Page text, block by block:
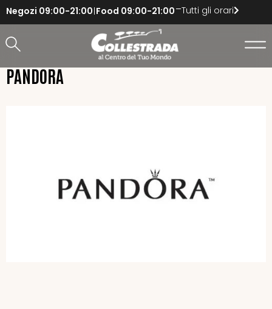
Negozi 09:00-21:00 Food 09:00-21:00 Tutti gli orari
PANDORA